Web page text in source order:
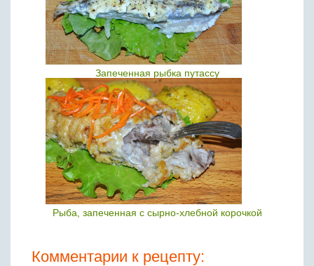
Запеченная рыбка путассу
Рыба, запеченная с сырно-хлебной корочкой
Комментарии к рецепту: